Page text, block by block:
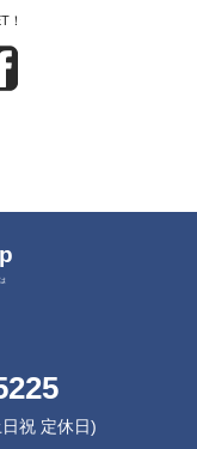
！
祝 定休日)